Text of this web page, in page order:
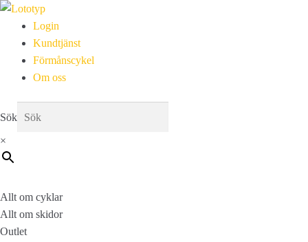
Login
Kundtjänst
Förmånscykel
Om oss
Sök
×
Allt om cyklar
Allt om skidor
Outlet